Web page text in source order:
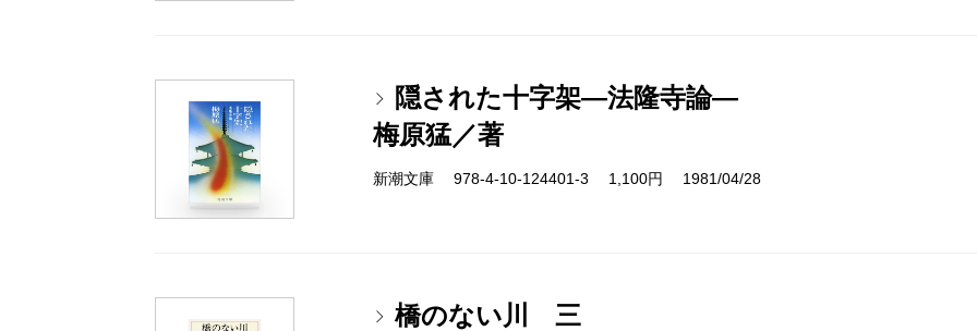
隠された十字架―法隆寺論―
梅原猛／著
新潮文庫 978-4-10-124401-3 1,100円 1981/04/28
橋のない川 三